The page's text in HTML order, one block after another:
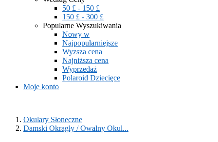
50 £ - 150 £
150 £ - 300 £
Popularne Wyszukiwania
Nowy w
Najpopularniejsze
Wyzsza cena
Najniższa cena
Wyprzedaż
Polaroid Dziecięce
Moje konto
Okulary Słoneczne
Damski Okrągły / Owalny Okul...